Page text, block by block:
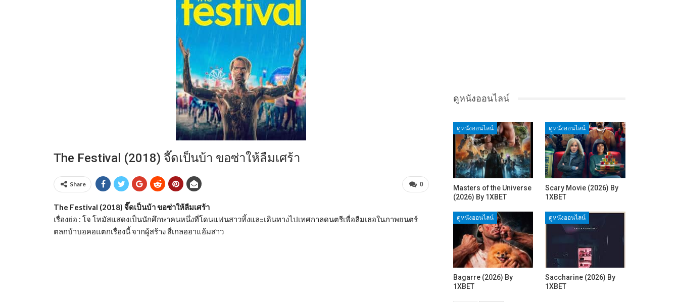
The Festival (2018) จี๊ดเป็นบ้า ขอซ่าให้ลืมเศร้า
0
Share
The Festival (2018) จี๊ดเป็นบ้า ขอซ่าให้ลืมเศร้า
เรื่องย่อ : โจ โทมัสแสดงเป็นนักศึกษาคนหนึ่งที่โดนแฟนสาวทิ้งและเดินทางไปเทศกาลดนตรีเพื่อลืมเธอในภาพยนตร์
ตลกบ้าบอคอแตกเรื่องนี้ จากผู้สร้าง สี่เกลอฮาแอ้มสาว
ดูหนังออนไลน์
ดูหนังออนไลน์
Masters of the Universe
(2026) By 1XBET
ดูหนังออนไลน์
Scary Movie (2026) By
1XBET
ดูหนังออนไลน์
Bagarre (2026) By
1XBET
ดูหนังออนไลน์
Saccharine (2026) By
1XBET